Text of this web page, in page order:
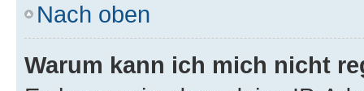
Nach oben
Warum kann ich mich nicht